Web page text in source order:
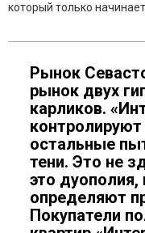
который только
Рынок
рынок двух
карликов.
контролируют
остальные
тени. Это не
это дуополия,
определяют
Покупатели